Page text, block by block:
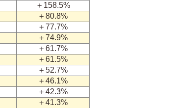
＋158.5%
＋80.8%
＋77.7%
＋74.9%
＋61.7%
＋61.5%
＋52.7%
＋46.1%
＋42.3%
＋41.3%